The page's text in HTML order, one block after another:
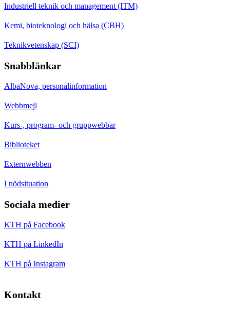
Industriell teknik och management (ITM)
Kemi, bioteknologi och hälsa (CBH)
Teknikvetenskap (SCI)
Snabblänkar
AlbaNova, personalinformation
Webbmejl
Kurs-, program- och gruppwebbar
Biblioteket
Externwebben
I nödsituation
Sociala medier
KTH på Facebook
KTH på LinkedIn
KTH på Instagram
Kontakt